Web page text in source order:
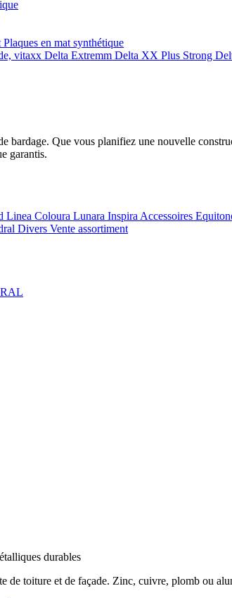
Plaques en mat synthétique
vitaxx Delta Extremm Delta XX Plus Strong
bardage. Que vous planifiez une nouvelle
garantis.
Linea Coloura Lunara Inspira Accessoires
Divers Vente assortiment
RAL
durables
toiture et de façade. Zinc, cuivre, plomb ou